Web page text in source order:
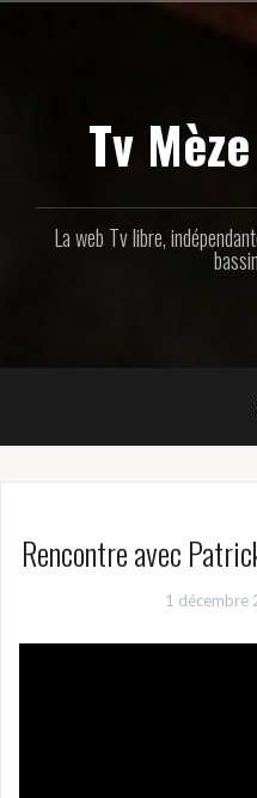
Tv
La web Tv libre,
Rencontre avec
1 décembre